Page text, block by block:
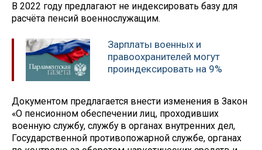
В 2022 году предлагают не индексировать базу для
расчёта пенсий военнослужащим.
Зарплаты военных и
правоохранителей могут
проиндексировать на 9%
Документом предлагается внести изменения в Закон
«О пенсионном обеспечении лиц, проходивших
военную службу, службу в органах внутренних дел,
Государственной противопожарной службе, органах